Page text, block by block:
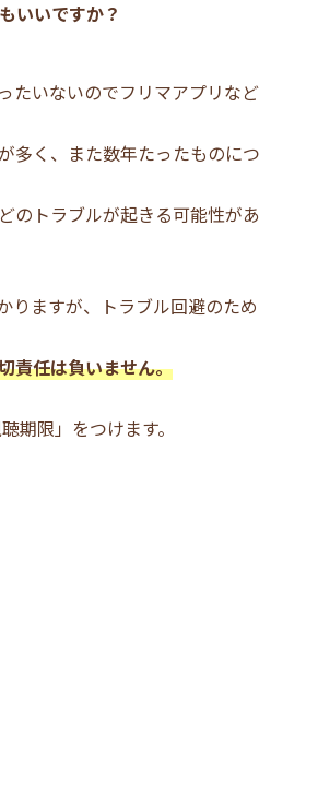
いいですか？
たいないのでフリマアプリなど
多く、また数年たったものにつ
のトラブルが起きる可能性があ
ますが、トラブル回避のため
責任は負いません。
期限」をつけます。